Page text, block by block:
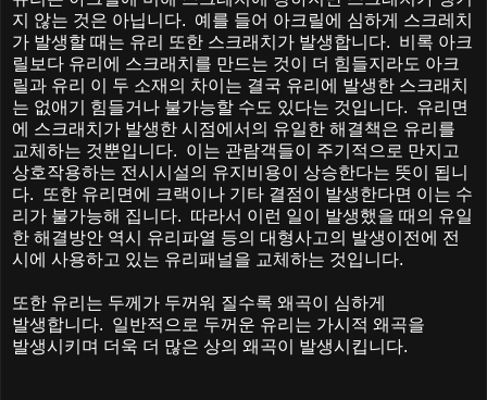
지 않는 것은 아닙니다. 예를 들어 아크릴에 심하게 스크레치
가 발생할 때는 유리 또한 스크래치가 발생합니다. 비록 아크
릴보다 유리에 스크래치를 만드는 것이 더 힘들지라도 아크
릴과 유리 이 두 소재의 차이는 결국 유리에 발생한 스크래치
는 없애기 힘들거나 불가능할 수도 있다는 것입니다. 유리면
에 스크래치가 발생한 시점에서의 유일한 해결책은 유리를
교체하는 것뿐입니다. 이는 관람객들이 주기적으로 만지고
상호작용하는 전시시설의 유지비용이 상승한다는 뜻이 됩니
다.
또한 유리면에 크랙이나 기타 결점이 발생한다면 이는 수
리가 불가능해 집니다. 따라서 이런 일이 발생했을 때의 유일
한 해결방안 역시 유리파열 등의 대형사고의 발생이전에 전
시에 사용하고 있는 유리패널을 교체하는 것입니다.
또한 유리는 두께가 두꺼워 질수록 왜곡이
심하게
발생합니다. 일반적으로 두꺼운 유리는 가시적 왜곡을
발생시키며 더욱 더 많은 상의 왜곡이 발생시킵니다.